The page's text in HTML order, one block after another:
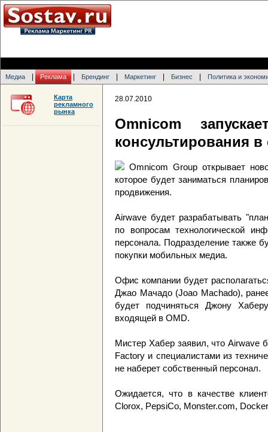
Медиа Реклама Брендинг Маркетинг Бизнес Политика и
28.07.2010
Omnicom
консультирования в
Omnicom Group открывает
которое будет заниматься
продвижения.
Airwave будет разрабатывать
по вопросам технологической
персонала. Подразделение также
покупки мобильных медиа.
Офис компании будет
Джао Мачадо (Joao Machado),
будет подчиняться Джону
входящей в OMD.
Мистер Хабер заявил, что Airwave
Factory и специалистами из
не наберет собственный персонал.
Ожидается, что в качестве
Clorox, PepsiCo, Monster.com,
Карта
рекламного
рынка